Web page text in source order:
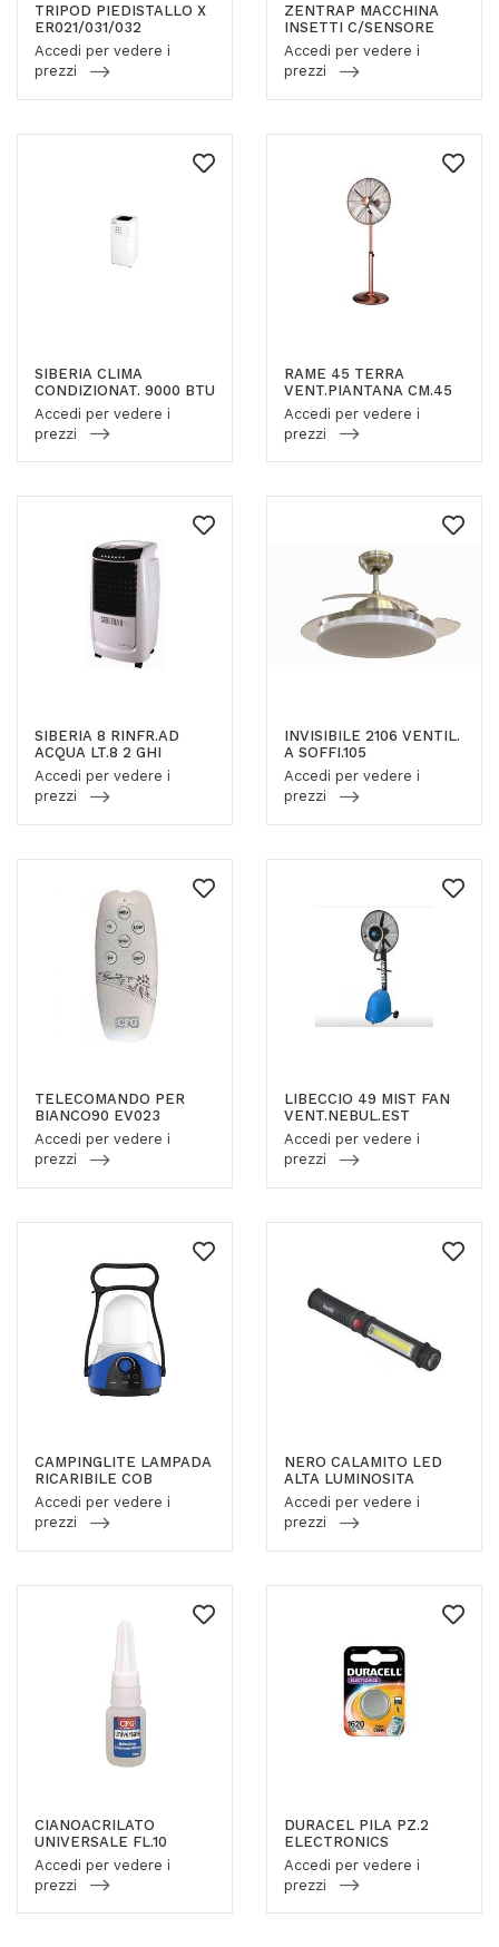
TRIPOD PIEDISTALLO X
ER021/031/032
Accedi per vedere i
prezzi
ZENTRAP MACCHINA
INSETTI C/SENSORE
Accedi per vedere i
prezzi
SIBERIA CLIMA
CONDIZIONAT. 9000 BTU
Accedi per vedere i
prezzi
RAME 45 TERRA
VENT.PIANTANA CM.45
Accedi per vedere i
prezzi
SIBERIA 8 RINFR.AD
ACQUA LT.8 2 GHI
Accedi per vedere i
prezzi
INVISIBILE 2106 VENTIL.
A SOFFI.105
Accedi per vedere i
prezzi
TELECOMANDO PER
BIANCO90 EV023
Accedi per vedere i
prezzi
LIBECCIO 49 MIST FAN
VENT.NEBUL.EST
Accedi per vedere i
prezzi
CAMPINGLITE LAMPADA
RICARIBILE COB
Accedi per vedere i
prezzi
NERO CALAMITO LED
ALTA LUMINOSITA
Accedi per vedere i
prezzi
CIANOACRILATO
UNIVERSALE FL.10
Accedi per vedere i
prezzi
DURACEL PILA PZ.2
ELECTRONICS
Accedi per vedere i
prezzi